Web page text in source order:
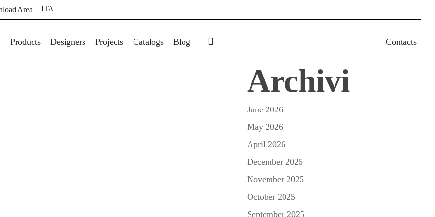
Area ITA
Products Designers Projects Catalogs Blog Contacts
Archivi
June 2026
May 2026
April 2026
December 2025
November 2025
October 2025
September 2025